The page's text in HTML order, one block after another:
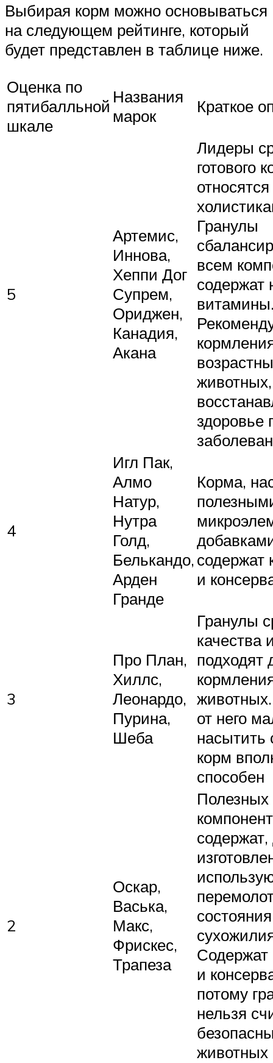
Выбирая корм можно основываться
на следующем рейтинге, который
будет представлен в таблице ниже.
Оценка по
пятибалльной
шкале
Названия
марок
Краткое
5
Артемис,
Иннова,
Хеппи Дог
Супрем,
Ориджен,
Канадия,
Акана
Лидеры
готового
относятся
Гранулы
всем
содержат
животных,
здоровье
4
Игл Пак,
Алмо
Натур,
Нутра
Голд,
Белькандо,
Арден
Гранде
Корма,
содержат
и
3
Про План,
Хиллс,
Леонардо,
Пурина,
Шеба
Гранулы
качества
подходят
от него
насытить
корм
способен
2
Оскар,
Васька,
Макс,
Фрискес,
Трапеза
Полезных
Содержат
и
потому
нельзя
животных